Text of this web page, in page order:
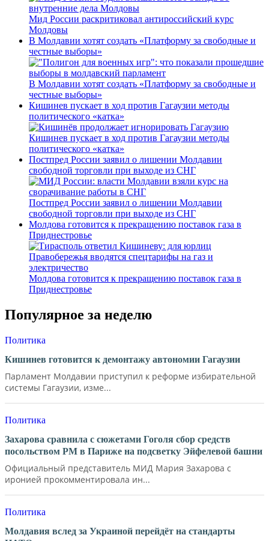
Мид России раскритиковал антироссийский курс
Молдовы
В Молдавии хотят создать «Платформу за свободные и
честные выборы»
В Молдавии хотят создать «Платформу за свободные и
честные выборы»
Кишинев пускает в ход против Гагаузии методы
политического «катка»
Кишинев пускает в ход против Гагаузии методы
политического «катка»
Постпред России заявил о лишении Молдавии
свободной торговли при выходе из СНГ
Постпред России заявил о лишении Молдавии
свободной торговли при выходе из СНГ
Молдова готовится к прекращению поставок газа в
Приднестровье
Молдова готовится к прекращению поставок газа в
Приднестровье
Популярное за неделю
Политика
Кишинев готовится к демонтажу автономии Гагаузии
Парламент Молдавии приступил к реформе избирательной
системы Гагаузии, изме...
Политика
Захарова сравнила с сюжетами Гоголя сбор средств
посольством РМ в Париже на подсветку Эйфелевой башни
Официальный представитель МИД Мария Захарова с
иронией прокомментировала ин...
Политика
Молдавия вслед за Украиной перейдёт на стандарты